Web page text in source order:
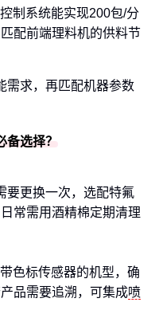
制系统能实现200包/分
配前端理料机的供料节
需求，再匹配机器参数
选择？
要更换一次，选配特氟
常需用酒精棉定期清理
色标传感器的机型，确
品需要追溯，可集成喷